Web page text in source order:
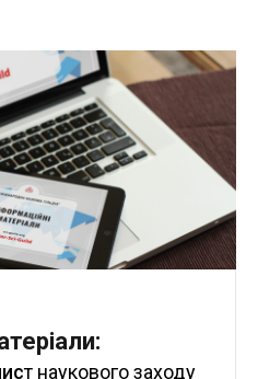
т наукового заходу